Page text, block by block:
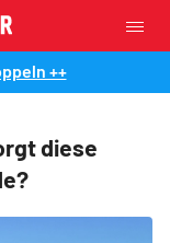
++
diese